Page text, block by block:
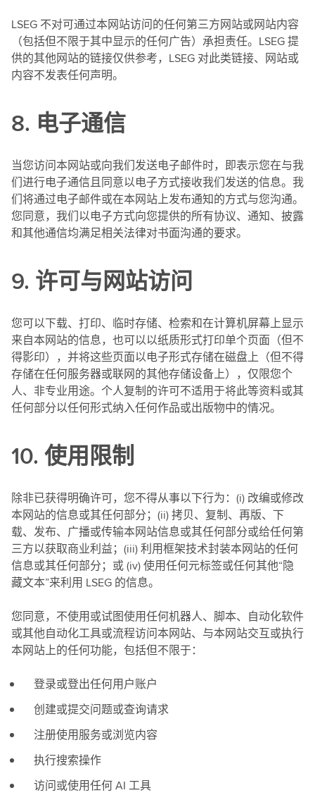
LSEG 不对可通过本网站访问的任何第三方网站或网站内容
（包括但不限于其中显示的任何广告）承担责任。LSEG 提
供的其他网站的链接仅供参考，LSEG 对此类链接、网站或
内容不发表任何声明。
8. 电子通信
当您访问本网站或向我们发送电子邮件时，即表示您在与我
们进行电子通信且同意以电子方式接收我们发送的信息。我
们将通过电子邮件或在本网站上发布通知的方式与您沟通。
您同意，我们以电子方式向您提供的所有协议、通知、披露
和其他通信均满足相关法律对书面沟通的要求。
9. 许可与网站访问
您可以下载、打印、临时存储、检索和在计算机屏幕上显示
来自本网站的信息，也可以以纸质形式打印单个页面（但不
得影印），并将这些页面以电子形式存储在磁盘上（但不得
存储在任何服务器或联网的其他存储设备上），仅限您个
人、非专业用途。个人复制的许可不适用于将此等资料或其
任何部分以任何形式纳入任何作品或出版物中的情况。
10. 使用限制
除非已获得明确许可，您不得从事以下行为：(i) 改编或修改
本网站的信息或其任何部分；(ii) 拷贝、复制、再版、下
载、发布、广播或传输本网站信息或其任何部分或给任何第
三方以获取商业利益；(iii) 利用框架技术封装本网站的任何
信息或其任何部分；或 (iv) 使用任何元标签或任何其他“隐
藏文本”来利用 LSEG 的信息。
您同意，不使用或试图使用任何机器人、脚本、自动化软件
或其他自动化工具或流程访问本网站、与本网站交互或执行
本网站上的任何功能，包括但不限于：
登录或登出任何用户账户
创建或提交问题或查询请求
注册使用服务或浏览内容
执行搜索操作
访问或使用任何 AI 工具